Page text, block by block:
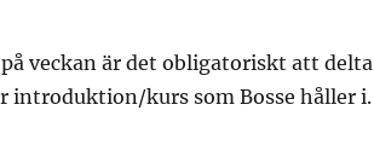
veckan är det obligatoriskt att delta
introduktion/kurs som Bosse håller i.